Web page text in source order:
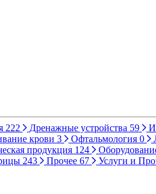
222 Дренажные устройства 59
крови 3 Офтальмология 0
продукция 124
243 Прочее 67 Услуги и